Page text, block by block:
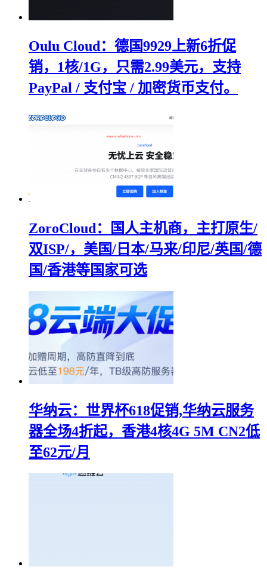
Oulu Cloud：德国9929上新6折促
销，1核/1G，只需2.99美元，支持
PayPal / 支付宝 / 加密货币支付。
ZoroCloud：国人主机商，主打原生/
双ISP/，美国/日本/马来/印尼/英国/德
国/香港等国家可选
华纳云：世界杯618促销,华纳云服务
器全场4折起，香港4核4G 5M CN2低
至62元/月